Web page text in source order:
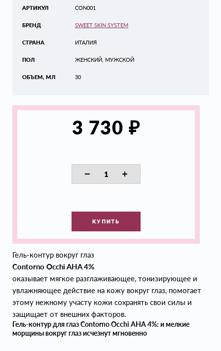
АРТИКУЛ
БРЕНД
СТРАНА
ПОЛ
ОБЪЕМ, МЛ
CON001
SWEET SKIN SYSTEM
ИТАЛИЯ
ЖЕНСКИЙ, МУЖСКОЙ
30
3 730 ₽
КУПИТЬ
Гель-контур вокруг глаз
Contorno Occhi AHA 4%
оказывает мягкое разглаживающее, тонизирующее и
увлажняющее действие на кожу вокруг глаз, помогает
этому нежному участу кожи сохранять свои силы и
защищает от внешних факторов.
Гель-контур для глаз Contorno Occhi AHA 4%: и мелкие
морщины вокруг глаз исчезнут мгновенно